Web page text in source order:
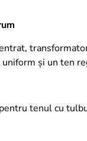
și un ten
tenul cu